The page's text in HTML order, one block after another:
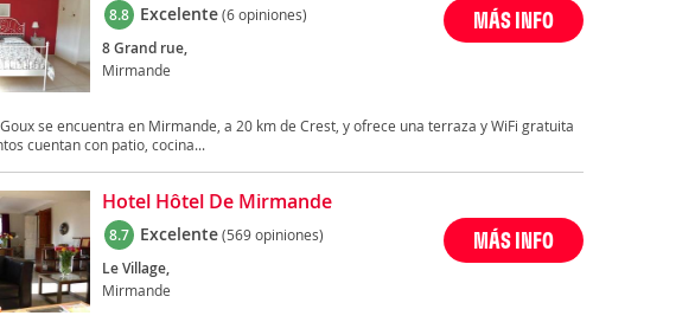
8.8 Excelente(6 opiniones)
8 Grand rue,
Mirmande
MÁS INFO
Goux se encuentra en Mirmande, a 20 km de Crest, y ofrece una terraza y WiFi gratuita
cuentan con patio, cocina...
Hotel Hôtel De Mirmande
8.7 Excelente(569 opiniones)
Le Village,
Mirmande
MÁS INFO